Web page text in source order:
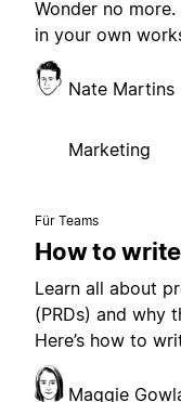
Wonder no
in your own
Nate Martins
Marketing
Für Teams
How to
Learn all about
(PRDs) and why
Here’s how to
Maggie